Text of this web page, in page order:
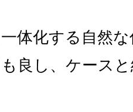
体化する自然
良し、ケース